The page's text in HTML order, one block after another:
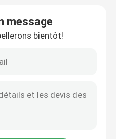
en aluminium
message
bientôt!